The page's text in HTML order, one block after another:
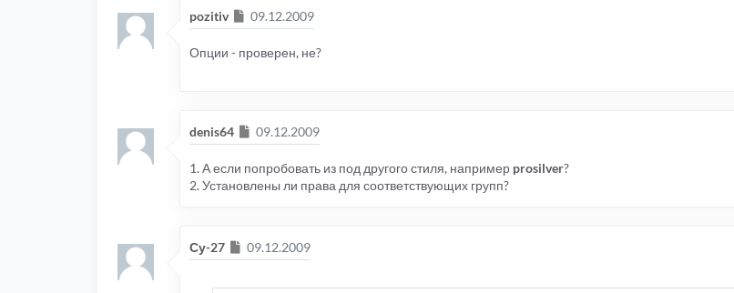
pozitiv Сообщение
09.12.2009
Опции - проверен, не?
denis64 Сообщение
09.12.2009
1. А если попробовать из под другого стиля, например prosilver?
2. Установлены ли права для соответствующих групп?
Су-27 Сообщение
09.12.2009